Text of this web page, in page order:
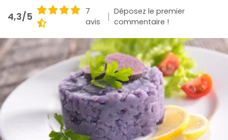
L'actu cuisine
Connexion
4,3/5
7
avis
Déposez le premier
commentaire !